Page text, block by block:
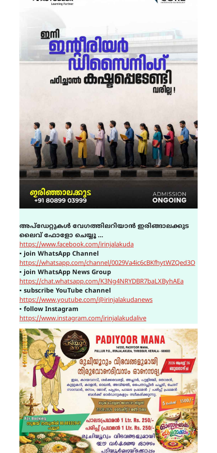
അപ്ഡേറ്റുകൾ വേഗത്തിലറിയാൻ ഇരിങ്ങാലക്കുട
ലൈവ് ഫോളോ ചെയ്യൂ …
https://www.facebook.com/irinjalakuda
▪join WhatsApp Channel
https://whatsapp.com/channel/0029Va4ic6cBKfhytWZQed3O
▪join WhatsApp News Group
https://chat.whatsapp.com/K3Ng4NRYDBR7baLXByhAEa
▪ subscribe YouTube channel
https://www.youtube.com/@irinjalakudanews
▪ follow Instagram
https://www.instagram.com/irinjalakudalive